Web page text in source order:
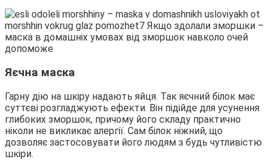
Яєчна маска
Гарну дію на шкіру надають яйця. Так яєчний білок має
суттєві розгладжують ефекти. Він підійде для усунення
глибоких зморшок, причому його складу практично
ніколи не викликає алергії. Сам білок ніжний, що
дозволяє застосовувати його людям з будь чутливістю
шкіри.